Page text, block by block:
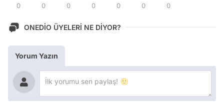
0 0 0 0 0 0 0
ONEDİO ÜYELERİ NE DİYOR?
Yorum Yazın